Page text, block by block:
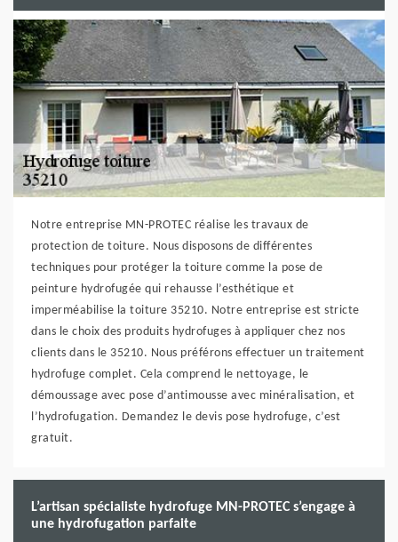
Notre entreprise MN-PROTEC réalise les travaux de
protection de toiture. Nous disposons de différentes
techniques pour protéger la toiture comme la pose de
peinture hydrofugée qui rehausse l’esthétique et
imperméabilise la toiture 35210. Notre entreprise est stricte
dans le choix des produits hydrofuges à appliquer chez nos
clients dans le 35210. Nous préférons effectuer un traitement
hydrofuge complet. Cela comprend le nettoyage, le
démoussage avec pose d’antimousse avec minéralisation, et
l’hydrofugation. Demandez le devis pose hydrofuge, c’est
gratuit.
L’artisan spécialiste hydrofuge MN-PROTEC s’engage à
une hydrofugation parfaite